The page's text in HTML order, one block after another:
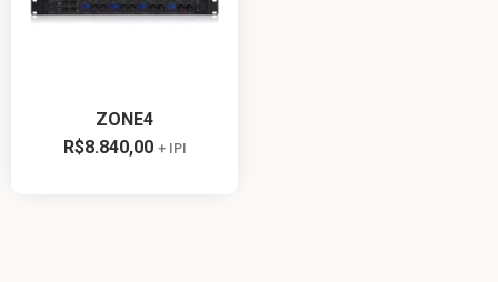
ZONE4
R$8.840,00 + IPI